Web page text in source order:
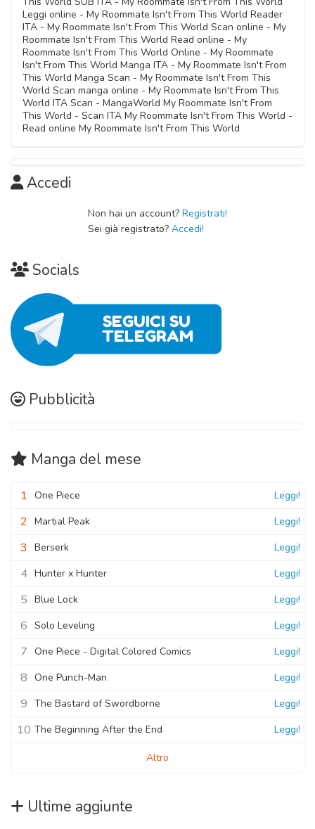
Leggi online - My Roommate Isn't From This World Reader
ITA - My Roommate Isn't From This World Scan online - My
Roommate Isn't From This World Read online - My
Roommate Isn't From This World Online - My Roommate
Isn't From This World Manga ITA - My Roommate Isn't From
This World Manga Scan - My Roommate Isn't From This
World Scan manga online - My Roommate Isn't From This
World ITA Scan - MangaWorld My Roommate Isn't From
This World - Scan ITA My Roommate Isn't From This World -
Read online My Roommate Isn't From This World
Accedi
Non hai un account? Registrati!
Sei già registrato? Accedi!
Socials
Pubblicità
Manga del mese
1 One Piece Leggi!
2 Martial Peak Leggi!
3 Berserk Leggi!
4 Hunter x Hunter Leggi!
5 Blue Lock Leggi!
6 Solo Leveling Leggi!
7 One Piece - Digital Colored Comics Leggi!
8 One Punch-Man Leggi!
9 The Bastard of Swordborne Leggi!
10 The Beginning After the End Leggi!
Altro
Ultime aggiunte